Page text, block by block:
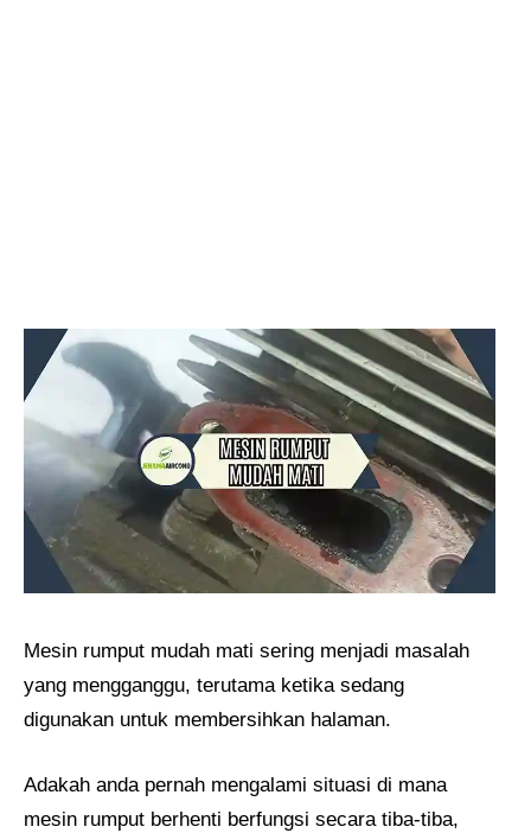
Mesin rumput mudah mati sering menjadi masalah
yang mengganggu, terutama ketika sedang
digunakan untuk membersihkan halaman.
Adakah anda pernah mengalami situasi di mana
mesin rumput berhenti berfungsi secara tiba-tiba,